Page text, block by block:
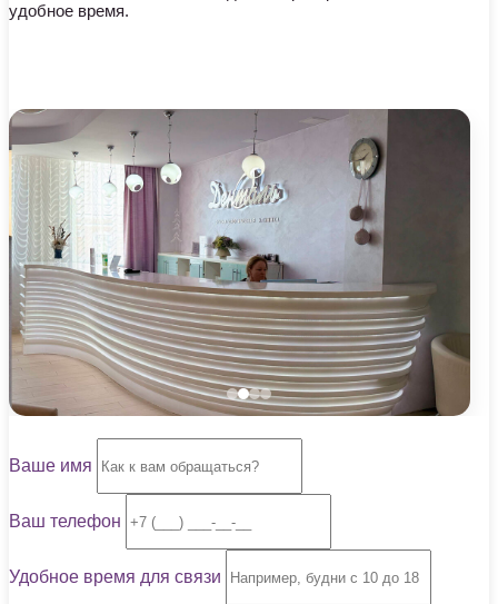
удобное время.
Ваше имя
Ваш телефон
Удобное время для связи